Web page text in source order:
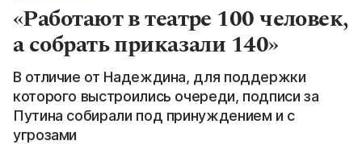
«Работают в театре 100 человек,
а собрать приказали 140»
В отличие от Надеждина, для поддержки
которого выстроились очереди, подписи за
Путина собирали под принуждением и с
угрозами